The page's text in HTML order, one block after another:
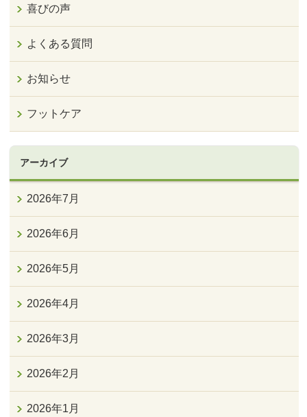
喜びの声
よくある質問
お知らせ
フットケア
アーカイブ
2026年7月
2026年6月
2026年5月
2026年4月
2026年3月
2026年2月
2026年1月